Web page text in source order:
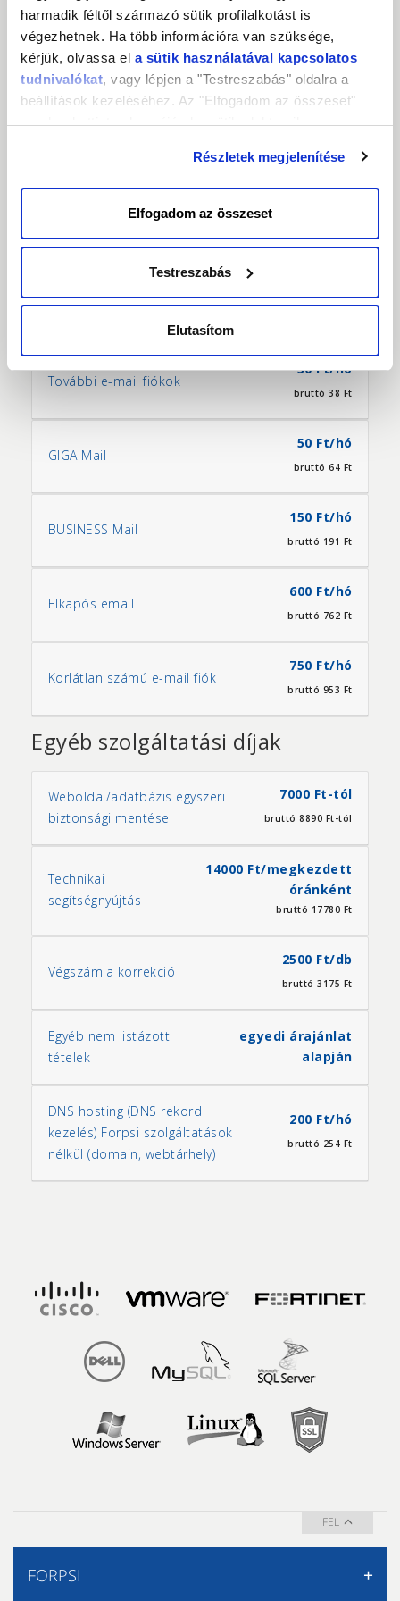
harmadik féltől származó sütik profilalkotást is
végezhetnek. Ha több információra van szüksége,
kérjük, olvassa el a sütik használatával kapcsolatos
tudnivalókat, vagy lépjen a "Testreszabás" oldalra a
beállítások kezeléséhez. Az "Elfogadom az összeset"
gombra kattintva hozzájárul a sütik elektronikus
nyomva csak a szükséges sütik tárolását fogadja el.
Részletek megjelenítése
Elfogadom az összeset
Testreszabás
Elutasítom
Weboldalköltöztetés egyedi árajánlat alapján
Korlátlan FTP tárhely
750 Ft/hó
bruttó 953 Ft
DNS hosting (DNS rekord
ingyenes
E-mail postafiók
További e-mail fiókok
30 Ft/hó
bruttó 38 Ft
GIGA Mail
50 Ft/hó
bruttó 64 Ft
BUSINESS Mail
150 Ft/hó
bruttó 191 Ft
Elkapós email
600 Ft/hó
bruttó 762 Ft
Korlátlan számú e-mail fiók
750 Ft/hó
bruttó 953 Ft
Egyéb szolgáltatási díjak
Weboldal/adatbázis egyszeri
biztonsági mentése
7000 Ft-tól
bruttó 8890 Ft-tól
Technikai
segítségnyújtás
14000 Ft/megkezdett
óránként
bruttó 17780 Ft
Végszámla korrekció
2500 Ft/db
bruttó 3175 Ft
Egyéb nem listázott
tételek
egyedi árajánlat
alapján
DNS hosting (DNS rekord
kezelés) Forpsi szolgáltatások
nélkül (domain, webtárhely)
200 Ft/hó
bruttó 254 Ft
FEL
FORPSI